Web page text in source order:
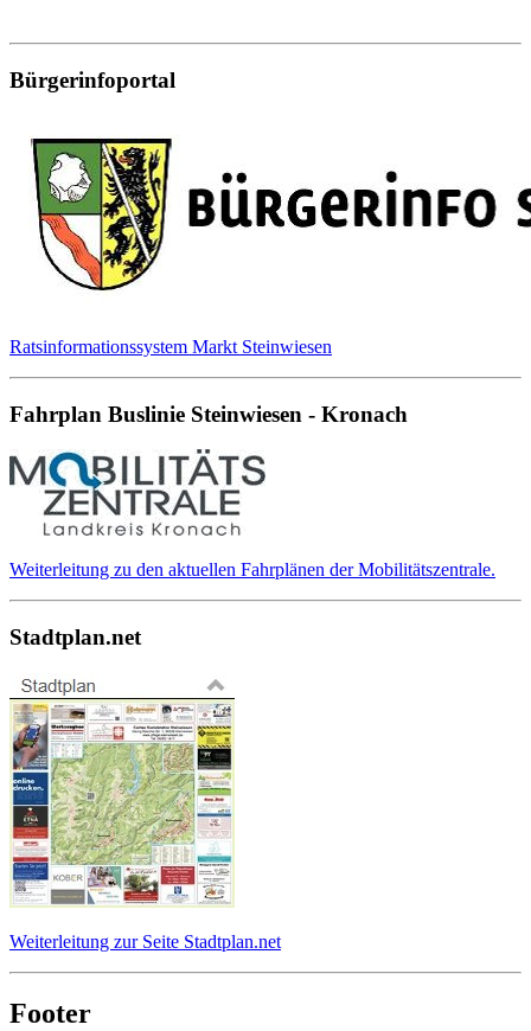
Bürgerinfoportal
Ratsinformationssystem Markt Steinwiesen
Fahrplan Buslinie Steinwiesen - Kronach
Weiterleitung zu den aktuellen Fahrplänen der Mobilitätszentrale.
Stadtplan.net
Weiterleitung zur Seite Stadtplan.net
Footer